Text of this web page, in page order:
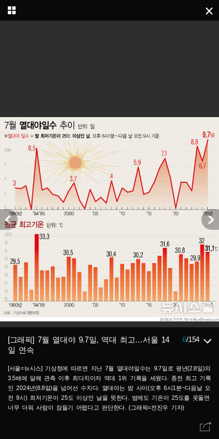
[그래픽] 7월 열대야 9.7일, 역대 최고…서울 14
일 연속
6/154
[서울=뉴시스] 기상청에 따르면 지난 7월 열대야일수는 9.7일로 평년(2.8일)의
3.5배에 달해 관측 이후 최다치이자 역대 1위 기록을 세웠다. 종전 최고 기록
인 2024년(8.8일)을 넘어선 수치다. 열대야는 밤 사이(오후 6시1분~다음날 오
전 9시) 최저기온이 25도 이상인 날을 뜻한다. 밤에도 기온이 25도를 웃돌면
너무 더워 사람이 잠들기 어렵다고 판단한다. (그래픽=전진우 기자)